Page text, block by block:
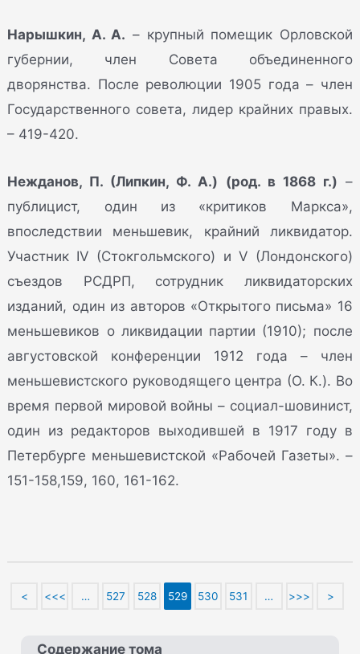
Нарышкин, А. А. – крупный помещик Орловской
губернии, член Совета объединенного
дворянства. После революции 1905 года – член
Государственного совета, лидер крайних правых.
– 419-420.
Нежданов, П. (Липкин, Ф. А.) (род. в 1868 г.) –
публицист, один из «критиков Маркса»,
впоследствии меньшевик, крайний ликвидатор.
Участник IV (Стокгольмского) и V (Лондонского)
съездов РСДРП, сотрудник ликвидаторских
изданий, один из авторов «Открытого письма» 16
меньшевиков о ликвидации партии (1910); после
августовской конференции 1912 года – член
меньшевистского руководящего центра (О. К.). Во
время первой мировой войны – социал-шовинист,
один из редакторов выходившей в 1917 году в
Петербурге меньшевистской «Рабочей Газеты». –
151-158,159, 160, 161-162.
< <<< … 527 528 529 530 531 … >>> >
Содержание тома